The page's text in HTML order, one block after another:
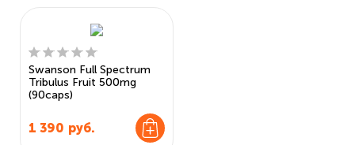
Swanson Full Spectrum
Tribulus Fruit 500mg
(90caps)
1 390 руб.